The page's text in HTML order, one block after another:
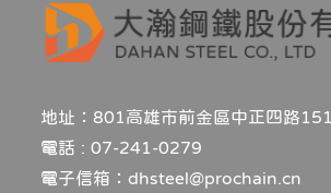
地址：801高雄市前金區中正四路
電話 : 07-241-0279
電子信箱：dhsteel@prochain.cn